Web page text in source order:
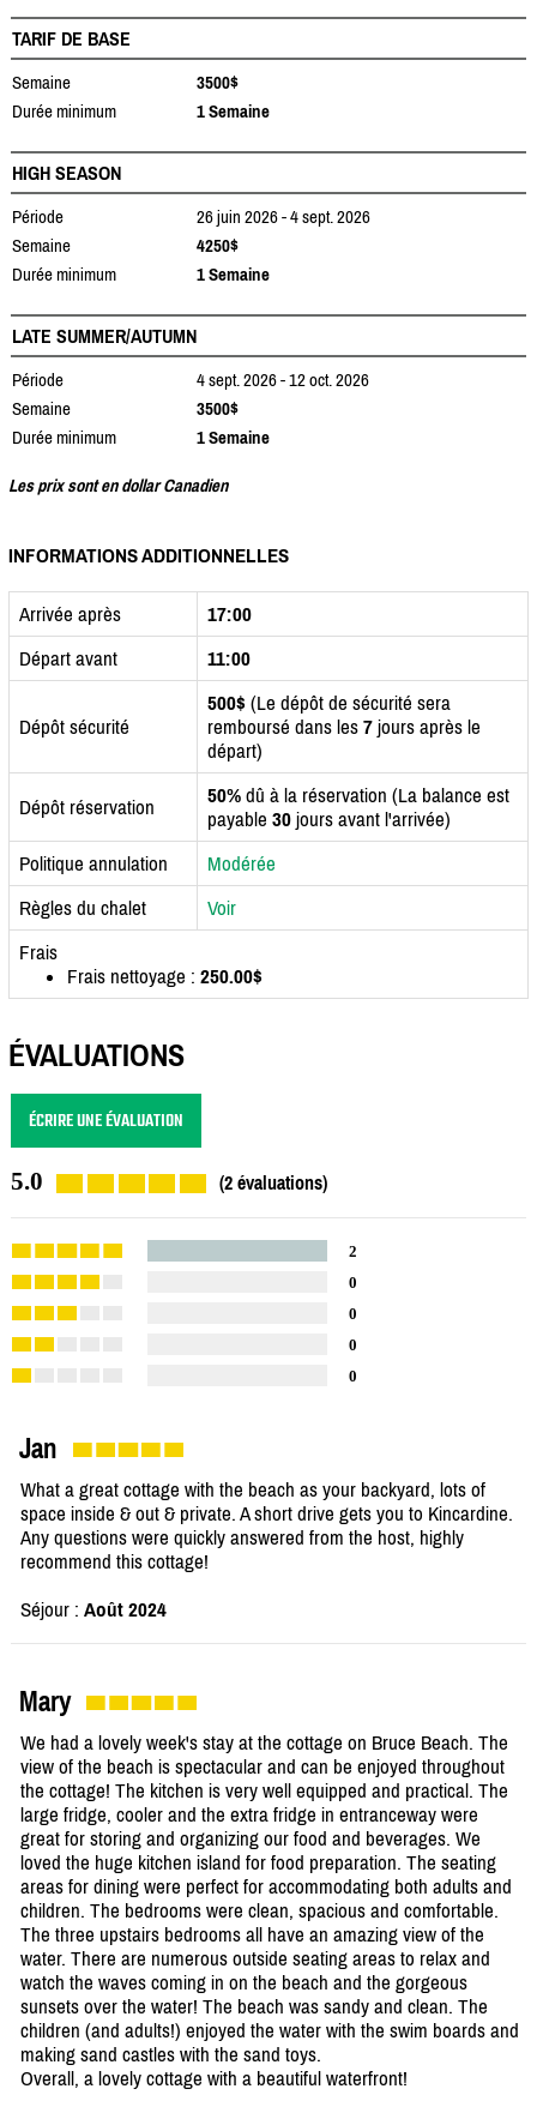
TARIF DE BASE
Semaine
3500$
Durée minimum
1 Semaine
HIGH SEASON
Période
26 juin 2026 - 4 sept. 2026
Semaine
4250$
Durée minimum
1 Semaine
LATE SUMMER/AUTUMN
Période
4 sept. 2026 - 12 oct. 2026
Semaine
3500$
Durée minimum
1 Semaine
Les prix sont en dollar Canadien
INFORMATIONS ADDITIONNELLES
Arrivée après
17:00
Départ avant
11:00
Dépôt sécurité
500$ (Le dépôt de sécurité sera
remboursé dans les 7 jours après le
départ)
Dépôt réservation 50% dû à la réservation (La balance est
payable 30 jours avant l'arrivée)
Politique annulation
Modérée
Règles du chalet
Voir
Frais
Frais nettoyage : 250.00$
ÉVALUATIONS
ÉCRIRE UNE ÉVALUATION
5.0 (2 évaluations)
2
0
0
0
0
Jan
What a great cottage with the beach as your backyard, lots of
space inside & out & private. A short drive gets you to Kincardine.
Any questions were quickly answered from the host, highly
recommend this cottage!
Séjour : Août 2024
Mary
We had a lovely week's stay at the cottage on Bruce Beach. The
view of the beach is spectacular and can be enjoyed throughout
the cottage! The kitchen is very well equipped and practical. The
large fridge, cooler and the extra fridge in entranceway were
great for storing and organizing our food and beverages. We
loved the huge kitchen island for food preparation. The seating
areas for dining were perfect for accommodating both adults and
children. The bedrooms were clean, spacious and comfortable.
The three upstairs bedrooms all have an amazing view of the
water. There are numerous outside seating areas to relax and
watch the waves coming in on the beach and the gorgeous
sunsets over the water! The beach was sandy and clean. The
children (and adults!) enjoyed the water with the swim boards and
making sand castles with the sand toys.
Overall, a lovely cottage with a beautiful waterfront!